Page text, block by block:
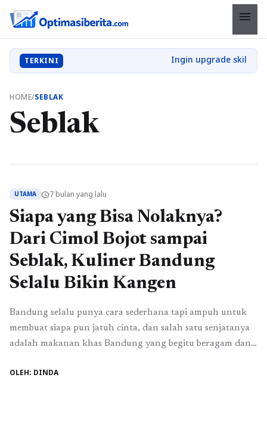
menu
TERKINI
HOME/SEBLAK
Seblak
UTAMA schedule7 bulan yang lalu
Siapa yang Bisa Nolaknya?
Dari Cimol Bojot sampai
Seblak, Kuliner Bandung
Selalu Bikin Kangen
Bandung selalu punya cara sederhana tapi ampuh untuk
membuat siapa pun jatuh cinta, dan salah satu senjatanya
adalah makanan khas Bandung yang begitu beragam dan
taburan bumbu pedas, seblak dengan aroma kencur yang
OLEH: DINDA